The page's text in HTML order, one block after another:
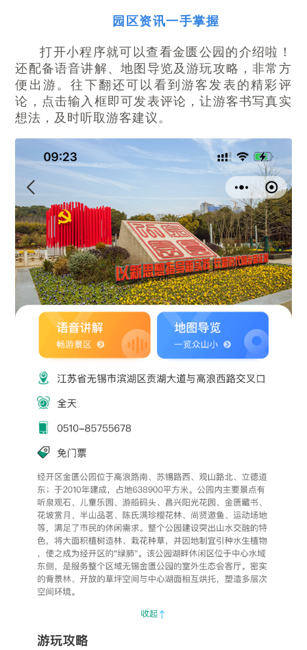
园区资讯一手掌握
打开小程序就可以查看金匮公园的介绍啦！
还配备语音讲解、地图导览及游玩攻略，非常方
便出游。往下翻还可以看到游客发表的精彩评
论，点击输入框即可发表评论，让游客书写真实
想法，及时听取游客建议。